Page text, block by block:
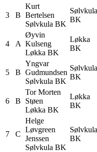
3 B
Kurt
Bertelsen
Sølvkula BK
Sølvkula
BK
4 A
Øyvin
Kulseng
Løkka BK
Løkka
BK
5 B
Yngvar
Gudmundsen
Sølvkula BK
Sølvkula
BK
6 B
Tor Morten
Støen
Løkka BK
Løkka
BK
7 C
Helge
Løvgreen
Jenssen
Sølvkula BK
Sølvkula
BK